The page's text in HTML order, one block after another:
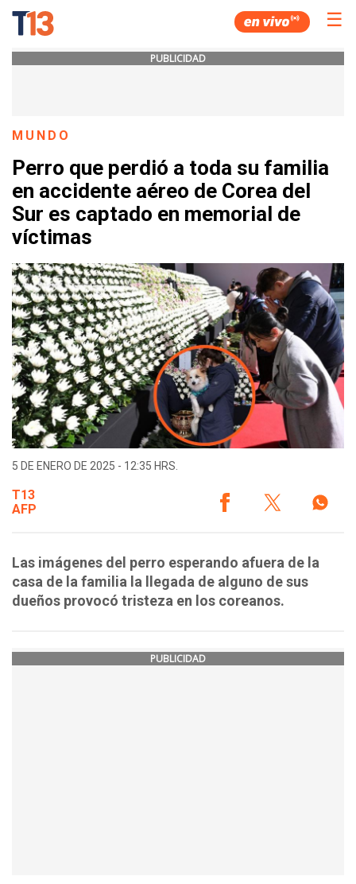
☰
PUBLICIDAD
MUNDO
Perro que perdió a toda su familia
en accidente aéreo de Corea del
Sur es captado en memorial de
víctimas
5 DE ENERO DE 2025 - 12:35 HRS.
T13
AFP
Las imágenes del perro esperando afuera de la
casa de la familia la llegada de alguno de sus
dueños provocó tristeza en los coreanos.
PUBLICIDAD